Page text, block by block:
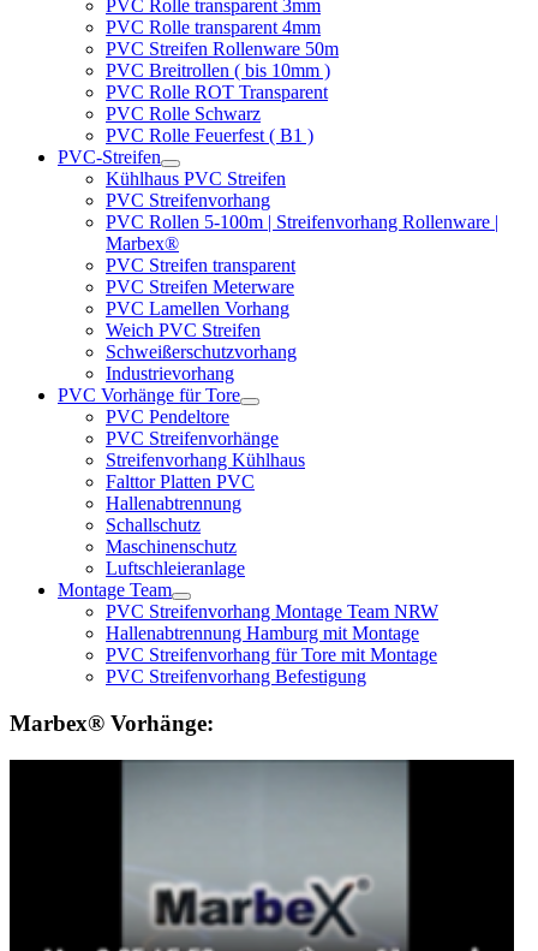
PVC Rolle transparent 3mm
PVC Rolle transparent 4mm
PVC Streifen Rollenware 50m
PVC Breitrollen ( bis 10mm )
PVC Rolle ROT Transparent
PVC Rolle Schwarz
PVC Rolle Feuerfest ( B1 )
PVC-Streifen
Kühlhaus PVC Streifen
PVC Streifenvorhang
PVC Rollen 5-100m | Streifenvorhang Rollenware |
Marbex®
PVC Streifen transparent
PVC Streifen Meterware
PVC Lamellen Vorhang
Weich PVC Streifen
Schweißerschutzvorhang
Industrievorhang
PVC Vorhänge für Tore
PVC Pendeltore
PVC Streifenvorhänge
Streifenvorhang Kühlhaus
Falttor Platten PVC
Hallenabtrennung
Schallschutz
Maschinenschutz
Luftschleieranlage
Montage Team
PVC Streifenvorhang Montage Team NRW
Hallenabtrennung Hamburg mit Montage
PVC Streifenvorhang für Tore mit Montage
PVC Streifenvorhang Befestigung
Marbex® Vorhänge: